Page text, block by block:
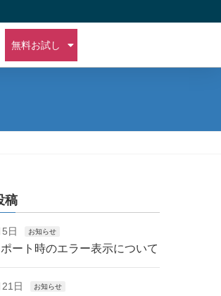
無料お試し
稿
日 お知らせ
ート時のエラー表示について
日 お知らせ